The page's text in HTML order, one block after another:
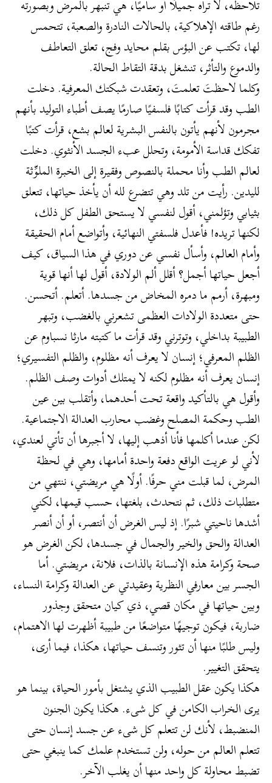
تلاحظه، لا تراه جميلًا أو ساميًا، هي تنبهر بالمرض وبصورته
رغم طاقته الإهلاكية، بالحالات النادرة والصعبة، تتحمس
لها، تكتب عن البؤس بقلم محايد وفج، تعلق التعاطف
والدموع والتأثر، تنشغل بدقة التقاط الحالة.
وكلما لاحظتَ تعلمتَ، وتعقدت شبكتك المعرفية. دخلت
الطب وقد قرأت كتابًا فلسفيًا صارمًا يصف أطباء التوليد بأنهم
مجرمون لأنهم يأتون بالنفس البشرية لعالم بشع، قرأت كتبًا
تفكك قداسة الأمومة، وتحلل عبء الجسد الأنثوي. دخلت
لعالم الطب وأنا محملة بالنصوص وفقيرة إلى الخبرة الملوِّثة
لليدين. رأيت من تلد وهي تتضرع لله أن يأخذ حياتها، تتعلق
بثيابي وتؤلمني، أقول لنفسي لا يستحق الطفل كل ذلك،
لكنها تريده! فأعدل فلسفتي النهائية، وأتواضع أمام الحقيقة
وأمام العالم، وأسأل نفسي عن دوري في هذا السياق، كيف
أجعل حياتها أجمل؟ أقلل ألم الولادة، أقول لها أنها قوية
ومبهرة، أرمم ما دمره المخاض من جسدها. أتعلم. أتحسن.
حتى متعددة الولادات العظمى تشعرني بالغضب، وتبهر
الطبيبة بداخلي، وتوترني وقد قرأت ما كتبته مارثا نسباوم عن
الظلم المعرفي؛ إنسان لا يعرف أنه مظلوم، والظلم التفسيري؛
إنسان يعرف أنه مظلوم لكنه لا يمتلك أدوات وصف الظلم.
وأقول هي بالتأكيد واقعة تحت أحدهما، وأتقلب بين عين
الطب وحكمة المصلح وغضب محارب العدالة الاجتماعية.
لكن عندما أكلمها فأنا أذهب إليها، لا أجبرها أن تأتي لعندي،
لأني لو عريت الواقع دفعة واحدة أمامها، وهي في لحظة
المرض، لما قبلت مني حرفًا. أولًا هي مريضتي، ننتهي من
متطلبات ذلك، ثم نتحدث، بلغتها، حسب قيمها، لكني
أشدها ناحيتي شبرًا. إذ ليس الغرض أن أنتصر، أو أن أنصر
العدالة والحق والخير والجمال في جسدها، لكن الغرض هو
صحة وكرامة هذه الإنسانة بالذات، فلانة، مريضتي. أما
الجسر بين معارفي النظرية وعقيدتي عن العدالة وكرامة النساء،
وبين حياتها في مكان قصي، ذي كيان متحقق وجذور
ضاربة، فيكون توجيهًا متواضعًا من طبيبة أظهرت لها الاهتمام،
وليس طلبًا منها أن تثور وتنسف حياتها، هكذا، فيما أرى،
يتحقق التغيير.
هكذا يكون عقل الطبيب الذي يشتغل بأمور الحياة، بينما هو
يرى الخراب الكامن في كل شىء. هكذا يكون الجنون
المنضبط، لأنك لن تتعلم كل شىء عن جسد إنسان حتى
تتعلم العالم من حوله، ولن تستخدم علمك كما ينبغي حتى
تضبط محاولة كل واحد منها أن يغلب الآخر.